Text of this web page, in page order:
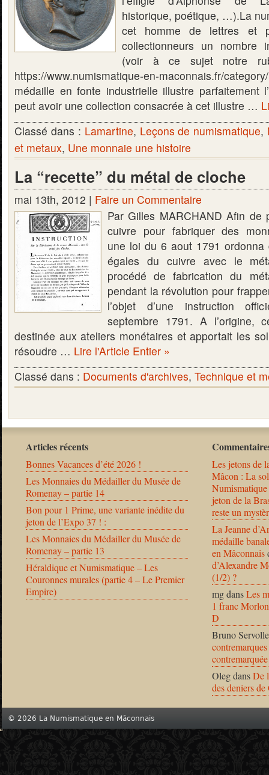
historique, poétique, …).La
cet homme de lettres et
collectionneurs un nombre
(voir à ce sujet notre
https://www.numismatique-en-maconnais.fr/
médaille en fonte industrielle illustre parfaitement
peut avoir une collection consacrée à cet illustre …
Classé dans : Lamartine, Leçons de numismatique,
et metaux, Une monnaie une histoire
La “recette” du métal de cloche
mai 13th, 2012 | Faire un Commentaire
Par Gilles MARCHAND Afin de
cuivre pour fabriquer des
une loi du 6 aout 1791
égales du cuivre avec le
procédé de fabrication du
pendant la révolution pour
l’objet d’une instruction
septembre 1791. A l’origine,
destinée aux ateliers monétaires et apportait les
résoudre … Lire l'Article Entier »
Classé dans : Documents d'archives, Technique et
Articles récents
Bonnes Vacances d’été 2026 !
Les Monnaies du Médailler du Musée de
Romenay – partie 14
Bon pour 1 Prime, une variante inédite du
jeton de l’Expo 37 ! :
Les Monnaies du Médailler du Musée de
Romenay – partie 13
Héraldique et Numismatique – Les
Couronnes murales (partie 4 – Le Premier
Empire)
Les jetons de
Mâcon : La
jeton de la
reste un
La Jeanne
médaille
en Mâconnais
d’Alexandre
(1/2) ?
mgdansLes
1 franc
D
Bruno Servolle
OlegdansDe
des deniers
© 2026 La Numismatique en Mâconnais